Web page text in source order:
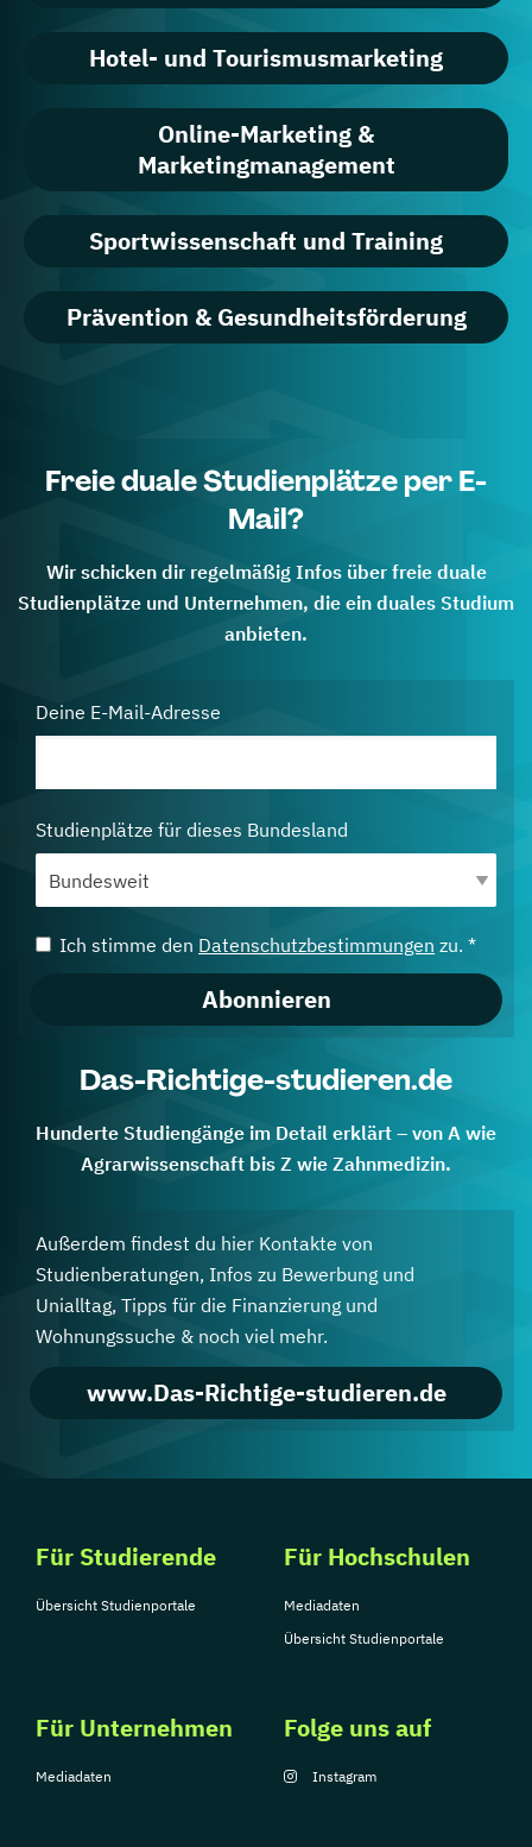
Hotel- und Tourismusmarketing
Online-Marketing &
Marketingmanagement
Sportwissenschaft und Training
Prävention & Gesundheitsförderung
Freie duale Studienplätze per E-
Mail?
Wir schicken dir regelmäßig Infos über freie duale
Studienplätze und Unternehmen, die ein duales Studium
anbieten.
Deine E-Mail-Adresse
Studienplätze für dieses Bundesland
Ich stimme den Datenschutzbestimmungen zu. *
Abonnieren
Das-Richtige-studieren.de
Hunderte Studiengänge im Detail erklärt – von A wie
Agrarwissenschaft bis Z wie Zahnmedizin.
Außerdem findest du hier Kontakte von
Studienberatungen, Infos zu Bewerbung und
Unialltag, Tipps für die Finanzierung und
Wohnungssuche & noch viel mehr.
www.Das-Richtige-studieren.de
Für Studierende
Übersicht Studienportale
Für Hochschulen
Mediadaten
Übersicht Studienportale
Für Unternehmen
Mediadaten
Folge uns auf
Instagram